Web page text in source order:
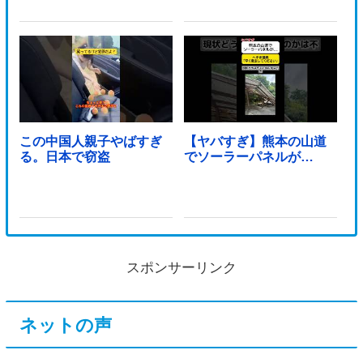
この中国人親子やばすぎ
る。日本で窃盗
【ヤバすぎ】熊本の山道
でソーラーパネルが…
スポンサーリンク
ネットの声